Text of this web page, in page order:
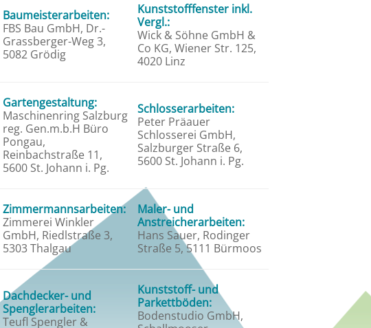
Baumeisterarbeiten:
FBS Bau GmbH, Dr.-
Grassberger-Weg 3,
5082 Grödig
Kunststofffenster inkl.
Vergl.:
Wick & Söhne GmbH &
Co KG, Wiener Str. 125,
4020 Linz
Gartengestaltung:
Maschinenring Salzburg
reg. Gen.m.b.H Büro
Pongau,
Reinbachstraße 11,
5600 St. Johann i. Pg.
Schlosserarbeiten:
Peter Präauer
Schlosserei GmbH,
Salzburger Straße 6,
5600 St. Johann i. Pg.
Zimmermannsarbeiten:
Zimmerei Winkler
GmbH, Riedlstraße 3,
5303 Thalgau
Maler- und
Anstreicherarbeiten:
Hans Sauer, Rodinger
Straße 5, 5111 Bürmoos
Dachdecker- und
Spenglerarbeiten:
Teufl Spengler &
Kunststoff- und
Parkettböden:
Bodenstudio GmbH,